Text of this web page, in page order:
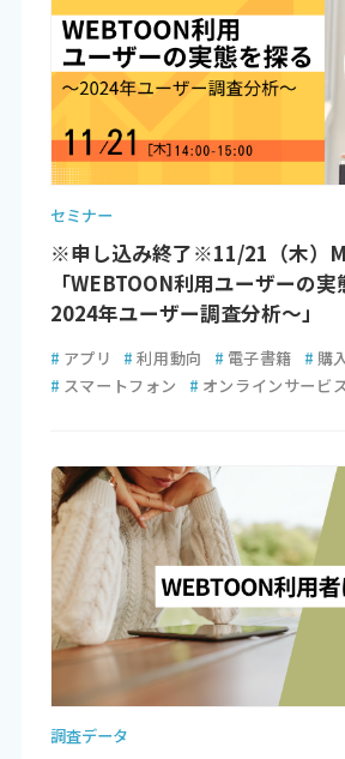
セミナー
※申し込み終了※11/21（木）
「WEBTOON利用ユーザーの
2024年ユーザー調査分析～」
# アプリ # 利用動向 # 電子書籍 # 購
# スマートフォン # オンラインサービ
調査データ